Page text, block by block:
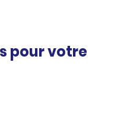
pour votre